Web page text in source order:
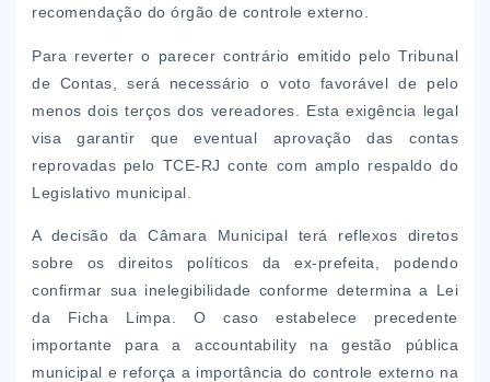
recomendação do órgão de controle externo.
Para reverter o parecer contrário emitido pelo Tribunal
de Contas, será necessário o voto favorável de pelo
menos dois terços dos vereadores. Esta exigência legal
visa garantir que eventual aprovação das contas
reprovadas pelo TCE-RJ conte com amplo respaldo do
Legislativo municipal.
A decisão da Câmara Municipal terá reflexos diretos
sobre os direitos políticos da ex-prefeita, podendo
confirmar sua inelegibilidade conforme determina a Lei
da Ficha Limpa. O caso estabelece precedente
importante para a accountability na gestão pública
municipal e reforça a importância do controle externo na